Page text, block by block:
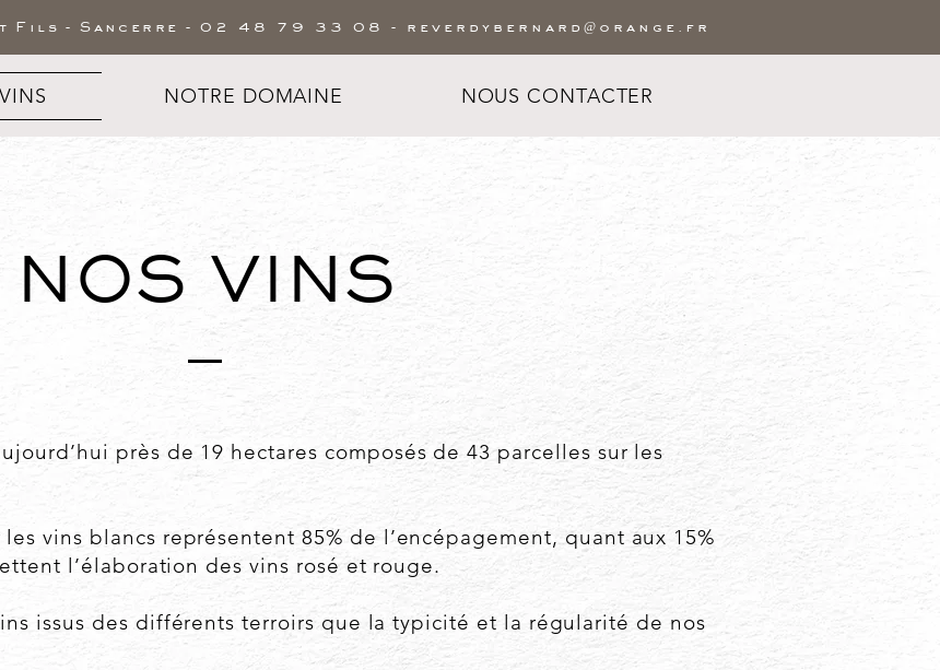
Fils - Sancerre - 02 48 79 33 08 - reverdybernard@orange.fr
NOTRE DOMAINE NOUS CONTACTER
NOS VINS
près de 19 hectares composés de 43 parcelles sur les
vins blancs représentent 85% de l’encépagement, quant aux 15%
l’élaboration des vins rosé et rouge.
issus des différents terroirs que la typicité et la régularité de nos